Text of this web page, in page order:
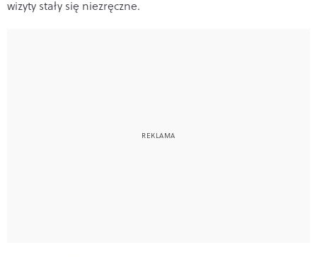
wizyty stały się niezręczne.